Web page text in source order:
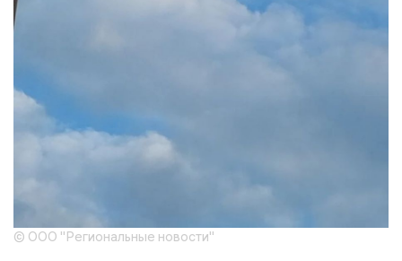
© ООО "Региональные новости"